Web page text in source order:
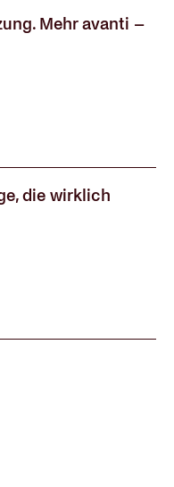
Mehr avanti –
die wirklich